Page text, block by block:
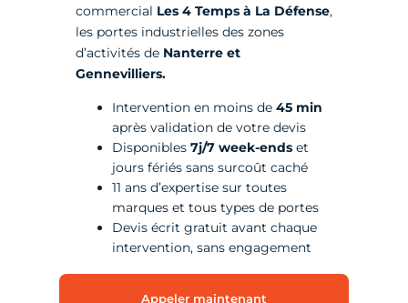
commercial Les 4 Temps à La Défense,
les portes industrielles des zones
d’activités de Nanterre et
Gennevilliers.
Intervention en moins de 45 min
après validation de votre devis
Disponibles7j/7 week-endset
jours fériés sans surcoût caché
11 ans d’expertise sur toutes
marques et tous types de portes
Devis écrit gratuit avant chaque
intervention, sans engagement
Appeler maintenant